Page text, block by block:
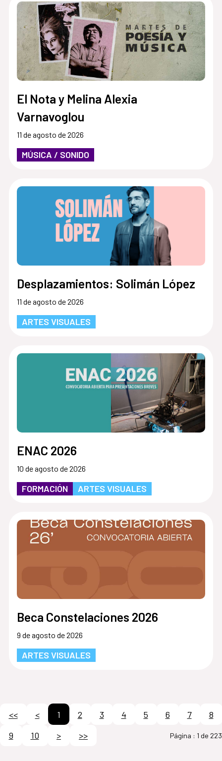
El Nota y Melina Alexia
Varnavoglou
11 de agosto de 2026
MÚSICA / SONIDO
Desplazamientos: Solimán López
11 de agosto de 2026
ARTES VISUALES
ENAC 2026
10 de agosto de 2026
FORMACIÓN ARTES VISUALES
Beca Constelaciones 2026
9 de agosto de 2026
ARTES VISUALES
<< < 1 2 3 4 5 6 7
8
9
10 > >> Página : 1 de 223